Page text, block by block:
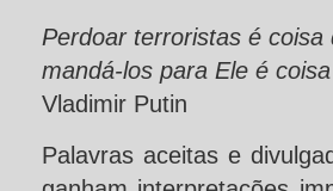
Perdoar terroristas é coisa
mandá-los para Ele é
Vladimir Putin
Palavras aceitas e